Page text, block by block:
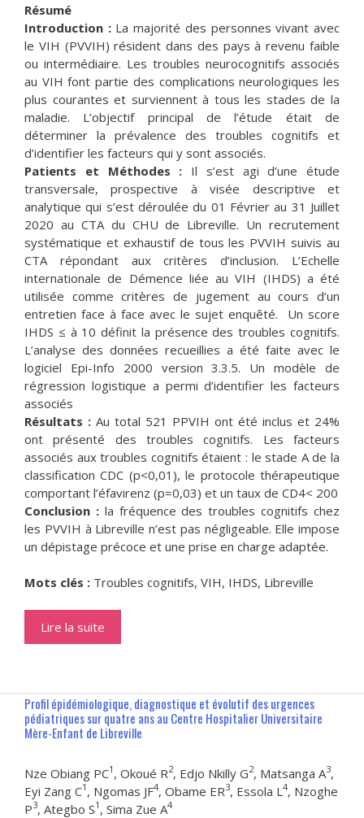
Résumé
Introduction :La majorité des personnes vivant avec
le VIH (PVVIH) résident dans des pays à revenu faible
ou intermédiaire. Les troubles neurocognitifs associés
au VIH font partie des complications neurologiques les
plus courantes et surviennent à tous les stades de la
maladie. L’objectif principal de l’étude était de
déterminer la prévalence des troubles cognitifs et
d’identifier les facteurs qui y sont associés.
Patients et Méthodes : Il s’est agi d’une étude
transversale, prospective à visée descriptive et
analytique qui s’est déroulée du 01 Février au 31 Juillet
2020 au CTA du CHU de Libreville. Un recrutement
systématique et exhaustif de tous les PVVIH suivis au
CTA répondant aux critères d’inclusion. L’Echelle
internationale de Démence liée au VIH (IHDS) a été
utilisée comme critères de jugement au cours d’un
entretien face à face avec le sujet enquêté. Un score
IHDS ≤ à 10 définit la présence des troubles cognitifs.
L’analyse des données recueillies a été faite avec le
logiciel Epi-Info 2000 version 3.3.5. Un modèle de
régression logistique a permi d’identifier les facteurs
associés
Résultats : Au total 521 PPVIH ont été inclus et 24%
ont présenté des troubles cognitifs. Les facteurs
associés aux troubles cognitifs étaient : le stade A de la
classification CDC (p<0,01), le protocole thérapeutique
comportant l’éfavirenz (p=0,03) et un taux de CD4< 200
Conclusion :la fréquence des troubles cognitifs chez
les PVVIH à Libreville n’est pas négligeable. Elle impose
un dépistage précoce et une prise en charge adaptée.
Mots clés : Troubles cognitifs, VIH, IHDS, Libreville
Lire la suite
Profil épidémiologique, diagnostique et évolutif des urgences
pédiatriques sur quatre ans au Centre Hospitalier Universitaire
Mère-Enfant de Libreville
Nze Obiang PC1 , Okoué R2, Edjo Nkilly G2, Matsanga A3,
Eyi Zang C1 , Ngomas JF4, Obame ER3, Essola L 4, Nzoghe
P3, Ategbo S1 , Sima Zue A4